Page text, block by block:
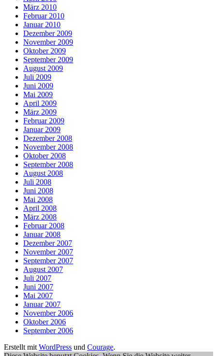
März 2010
Februar 2010
Januar 2010
Dezember 2009
November 2009
Oktober 2009
September 2009
August 2009
Juli 2009
Juni 2009
Mai 2009
April 2009
März 2009
Februar 2009
Januar 2009
Dezember 2008
November 2008
Oktober 2008
September 2008
August 2008
Juli 2008
Juni 2008
Mai 2008
April 2008
März 2008
Februar 2008
Januar 2008
Dezember 2007
November 2007
September 2007
August 2007
Juli 2007
Juni 2007
Mai 2007
Januar 2007
November 2006
Oktober 2006
September 2006
Erstellt mit WordPress und Courage.